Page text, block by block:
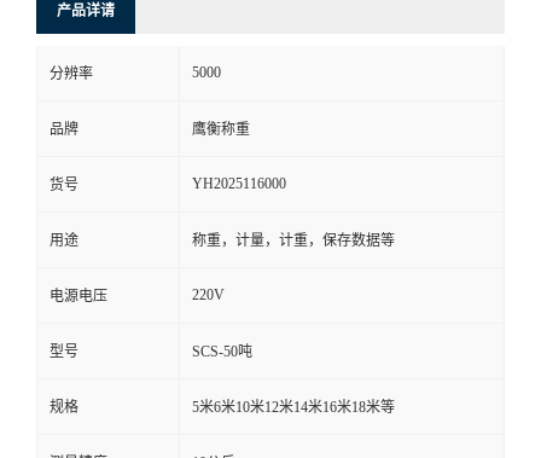
产品详请
分辨率 5000
品牌 鹰衡称重
货号 YH2025116000
用途 称重，计量，计重，保存数据等
电源电压 220V
型号 SCS-50吨
规格 5米6米10米12米14米16米18米等